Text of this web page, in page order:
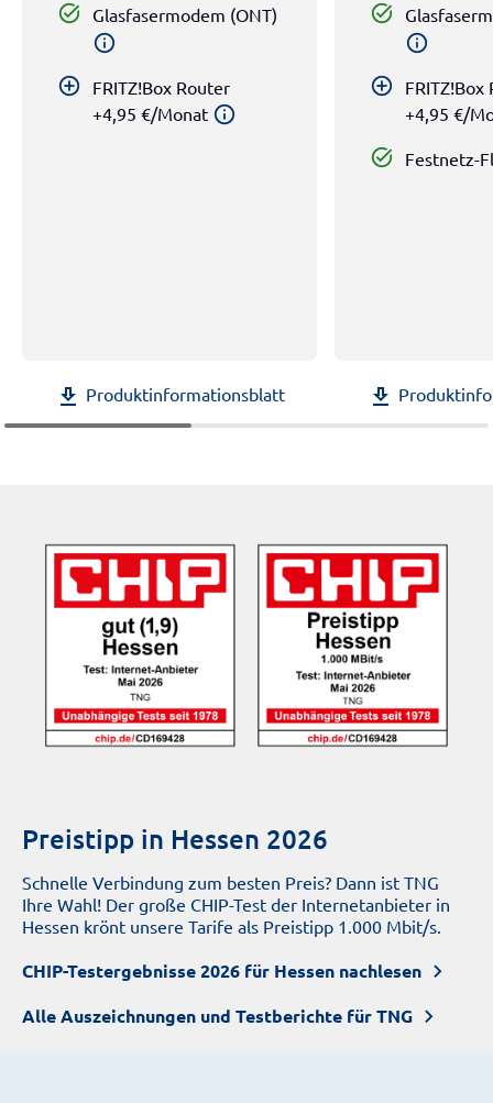
task_alt Glasfasermodem (ONT)
info
add_circle_outline
FRITZ!Box Router
+4,95 €/Monat info
download Produktinformationsblatt
task_alt
info
add_circle_outline
FRITZ!Box
+4,95 €/
task_alt Festnetz-
download
Preistipp in Hessen 2026
Schnelle Verbindung zum besten Preis? Dann ist TNG
Ihre Wahl! Der große CHIP-Test der Internetanbieter in
Hessen krönt unsere Tarife als Preistipp 1.000 Mbit/s.
CHIP-Testergebnisse 2026 für Hessen nachlesen
Alle Auszeichnungen und Testberichte für TNG